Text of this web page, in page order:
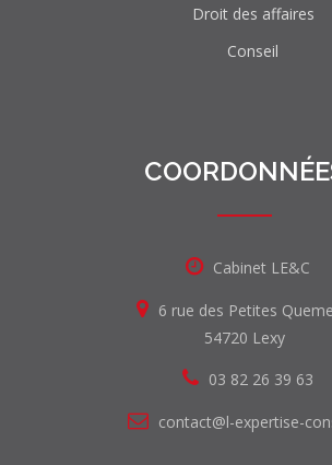
Droit des affaires
Conseil
Cabinet LE&C
6 rue des Petites
54720 Lexy
03 82 26 39 63
contact@l-expertise-